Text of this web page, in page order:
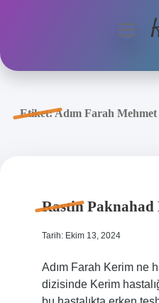
Anasayfa
Etiket:Adım Farah
Rastin Paknahad
Tarih: Ekim 13, 2024
Adım Farah Kerim ne
dizisinde Kerim